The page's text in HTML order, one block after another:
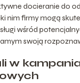
docieranie do
nim firmy mogą
wśród
swoją
w